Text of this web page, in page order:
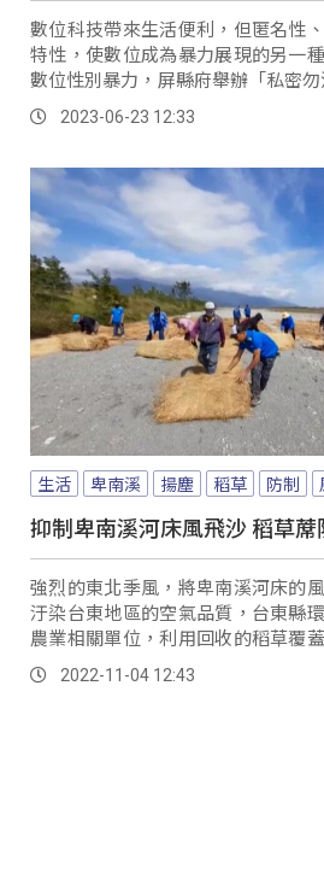
數位科技帶來生活便利，但匿名性
特性，使數位成為暴力展現的另一
數位性別暴力，屏縣府舉辦「私密勿
防制展」，透過畫面、故事、數位
讓大家瞭解身處在風暴裡，該如何
2023-06-23 12:33
生活 卑南溪 揚塵 稻草 防制
抑制卑南溪河床風飛沙 稻草
強烈的東北季風，將卑南溪河床的
汙染台東地區的空氣品質，台東縣
農業相關單位，利用回收的稻草覆
塵發生。
2022-11-04 12:43